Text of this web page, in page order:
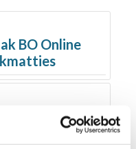
BO Online
kinderen